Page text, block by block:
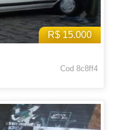
R$ 15.000
Cod 8c8ff4